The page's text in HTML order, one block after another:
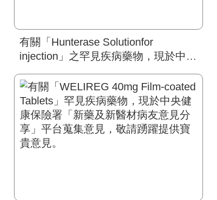
有關「Hunterase Solutionfor
injection」之罕見疾病藥物，現於中央
分享」平台蒐集意見，敬請踴躍提供
寶貴意見。